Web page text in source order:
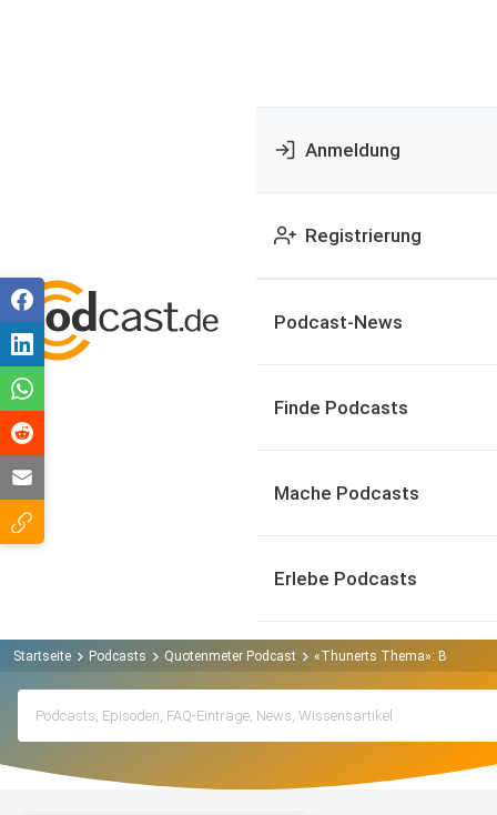
Anmeldung
Registrierung
Podcast-News
Finde Podcasts
Mache Podcasts
Erlebe Podcasts
Startseite Podcasts Quotenmeter Podcast «Thunerts Thema»: Behind